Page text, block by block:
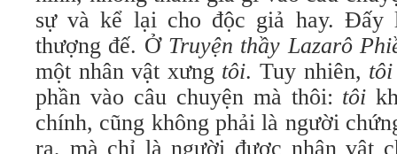
sự và kể lại cho độc giả hay. Ðấy
thượng đế. Ở Truyện thầy Lazarô
một nhân vật xưng tôi. Tuy nhiên, tôi
phần vào câu chuyện mà thôi: tôi
chính, cũng không phải là người
ra, mà chỉ là người được nhân vật